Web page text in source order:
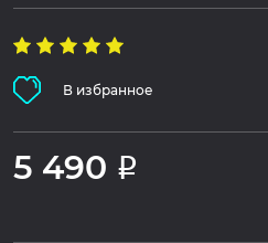
В избранное
5 490 Р